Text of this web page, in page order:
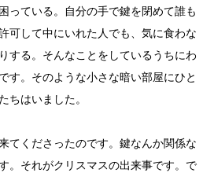
っている。自分の手で鍵を閉めて誰も
可して中にいれた人でも、気に食わな
する。そんなことをしているうちにわ
す。そのような小さな暗い部屋にひと
ちはいました。
てくださったのです。鍵なんか関係な
。それがクリスマスの出来事です。で